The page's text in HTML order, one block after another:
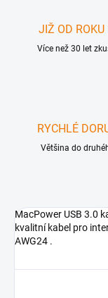
JIŽ OD
Více než 30 let
RYCHLÉ
Většina do
MacPower USB 3.0
kvalitní kabel pro
AWG24 .